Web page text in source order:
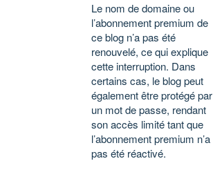
Le nom de domaine ou
l’abonnement premium de
ce blog n’a pas été
renouvelé, ce qui explique
cette interruption. Dans
certains cas, le blog peut
également être protégé par
un mot de passe, rendant
son accès limité tant que
l’abonnement premium n’a
pas été réactivé.